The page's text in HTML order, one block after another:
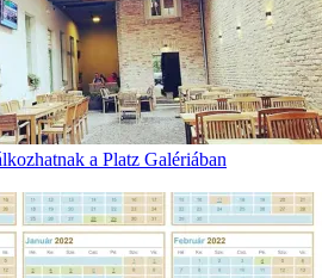
a Platz Galériában